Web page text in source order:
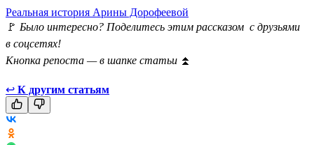
Реальная история Арины Дорофеевой
🚩 Было интересно? Поделитесь этим рассказом с друзьями
в соцсетях!
Кнопка репоста — в шапке статьи ⏫
↩ К другим статьям